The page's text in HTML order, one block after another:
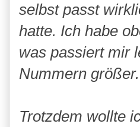
selbst passt
hatte. Ich habe
was passiert mir
Nummern größer.
Trotzdem wollte